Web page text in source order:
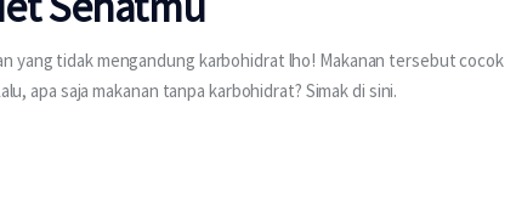
yang tidak mengandung karbohidrat lho! Makanan tersebut cocok
apa saja makanan tanpa karbohidrat? Simak di sini.